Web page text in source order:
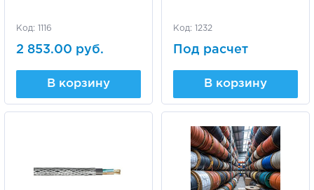
Код: 1116
2 853.00 руб.
В корзину
Код: 1232
Под расчет
В корзину